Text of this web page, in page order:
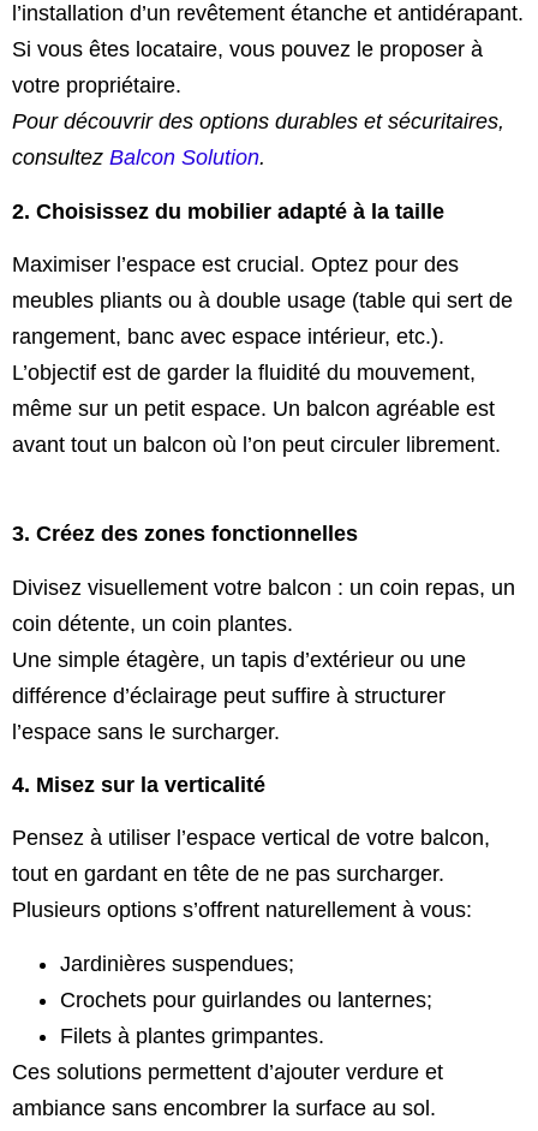
l’installation d’un revêtement étanche et antidérapant.
Si vous êtes locataire, vous pouvez le proposer à
votre propriétaire.
Pour découvrir des options durables et sécuritaires,
consultez Balcon Solution.
2. Choisissez du mobilier adapté à la taille
Maximiser l’espace est crucial. Optez pour des
meubles pliants ou à double usage (table qui sert de
rangement, banc avec espace intérieur, etc.).
L’objectif est de garder la fluidité du mouvement,
même sur un petit espace. Un balcon agréable est
avant tout un balcon où l’on peut circuler librement.
3. Créez des zones fonctionnelles
Divisez visuellement votre balcon : un coin repas, un
coin détente, un coin plantes.
Une simple étagère, un tapis d’extérieur ou une
différence d’éclairage peut suffire à structurer
l’espace sans le surcharger.
4. Misez sur la verticalité
Pensez à utiliser l’espace vertical de votre balcon,
tout en gardant en tête de ne pas surcharger.
Plusieurs options s’offrent naturellement à vous:
Jardinières suspendues;
Crochets pour guirlandes ou lanternes;
Filets à plantes grimpantes.
Ces solutions permettent d’ajouter verdure et
ambiance sans encombrer la surface au sol.